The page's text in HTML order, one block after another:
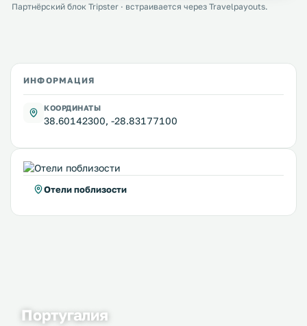
Партнёрский блок Tripster · встраивается через Travelpayouts.
ИНФОРМАЦИЯ
КООРДИНАТЫ
38.60142300, -28.83177100
Отели поблизости
Португалия